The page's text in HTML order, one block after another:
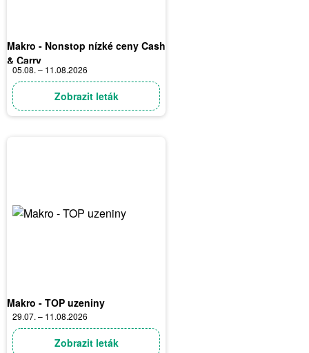
Makro - Nonstop nízké ceny Cash
& Carry
05.08. – 11.08.2026
Zobrazit leták
Makro - TOP uzeniny
29.07. – 11.08.2026
Zobrazit leták